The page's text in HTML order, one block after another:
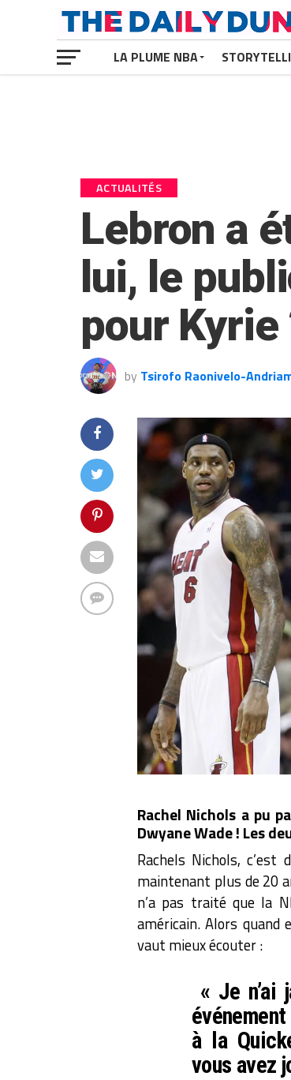
LA PLUME NBA
ACTUALITÉS
Lebron a
lui, le
pour Kyrie
by Tsirofo Raonivelo-
Rachel Nichols a pu
Dwyane Wade ! Les
Rachels Nichols,
maintenant plus de 20
n’a pas traité que la
américain. Alors
vaut mieux écouter :
« Je n’ai
à la
vous avez